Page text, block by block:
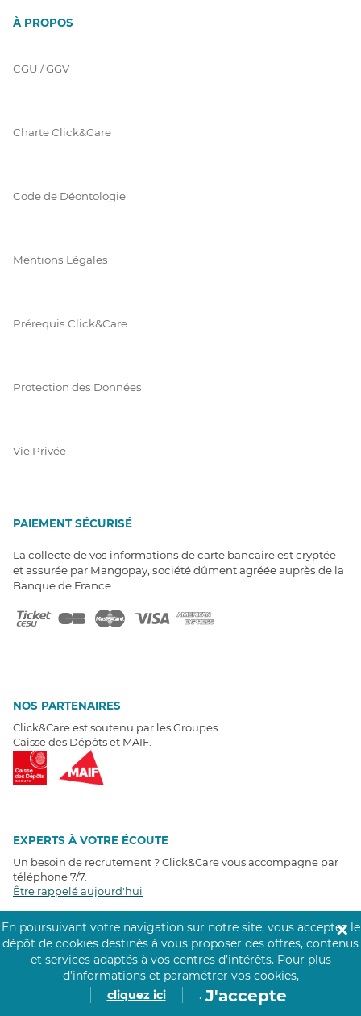
À PROPOS
CGU / GGV
Charte Click&Care
Code de Déontologie
Mentions Légales
Prérequis Click&Care
Protection des Données
Vie Privée
PAIEMENT SÉCURISÉ
La collecte de vos informations de carte bancaire est cryptée
et assurée par Mangopay, société dûment agréée auprès de la
Banque de France.
NOS PARTENAIRES
Click&Care est soutenu par les Groupes
Caisse des Dépôts et MAIF.
EXPERTS À VOTRE ÉCOUTE
Un besoin de recrutement ? Click&Care vous accompagne par
téléphone 7/7
Être rappelé aujourd'hui
T ÉMOIGNAGES CLIENTS
4,6/5
Avis clients
récoltés sur
Google
En poursuivant votre navigation sur notre site, vous acceptez le
dépôt de cookies destinés à vous proposer des offres, contenus
et services adaptés à vos centres d’intérêts. Pour plus
d’informations et paramétrer vos cookies,
cliquez ici
. J'accepte
✕